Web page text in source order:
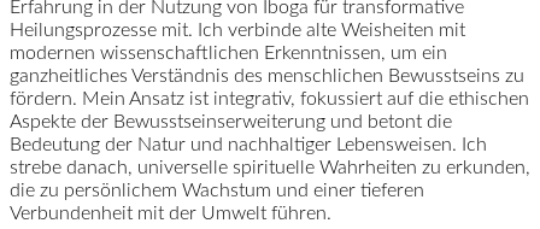
Erfahrung in der Nutzung von Iboga für transformative
Heilungsprozesse mit. Ich verbinde alte Weisheiten mit
modernen wissenschaftlichen Erkenntnissen, um ein
ganzheitliches Verständnis des menschlichen Bewusstseins zu
fördern. Mein Ansatz ist integrativ, fokussiert auf die ethischen
Aspekte der Bewusstseinserweiterung und betont die
Bedeutung der Natur und nachhaltiger Lebensweisen. Ich
strebe danach, universelle spirituelle Wahrheiten zu erkunden,
die zu persönlichem Wachstum und einer tieferen
Verbundenheit mit der Umwelt führen.